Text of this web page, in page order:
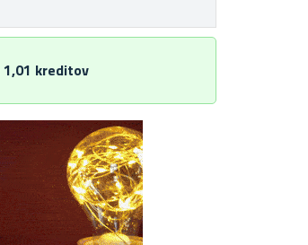
1,01 kreditov